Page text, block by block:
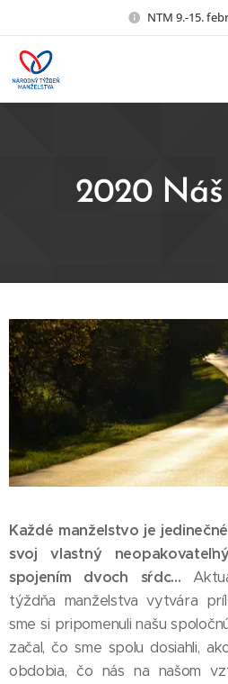
NTM 9.-15.
2020
Každé manželstvo je
svoj vlastný
spojením dvoch sŕdc...
týždňa manželstva vytvára
sme si pripomenuli našu
začal, čo sme spolu dosiahli,
obdobia, čo nás na našom